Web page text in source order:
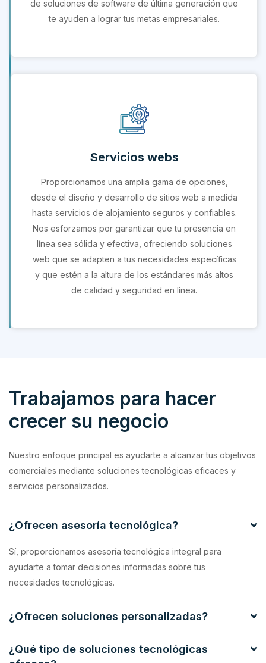
de soluciones de software de última generación que
te ayuden a lograr tus metas empresariales.
Servicios webs
Proporcionamos una amplia gama de opciones,
desde el diseño y desarrollo de sitios web a medida
hasta servicios de alojamiento seguros y confiables.
Nos esforzamos por garantizar que tu presencia en
línea sea sólida y efectiva, ofreciendo soluciones
web que se adapten a tus necesidades específicas
y que estén a la altura de los estándares más altos
de calidad y seguridad en línea.
Trabajamos para hacer
crecer su negocio
Nuestro enfoque principal es ayudarte a alcanzar tus objetivos
comerciales mediante soluciones tecnológicas eficaces y
servicios personalizados.
¿Ofrecen asesoría tecnológica?
Sí, proporcionamos asesoría tecnológica integral para
ayudarte a tomar decisiones informadas sobre tus
necesidades tecnológicas.
¿Ofrecen soluciones personalizadas?
¿Qué tipo de soluciones tecnológicas